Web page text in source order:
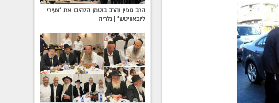
הרב גופין והרב בוטמן הלהיבו את "צעירי
ליובאוויטש" | גלריה